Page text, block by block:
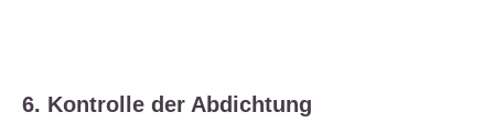
6. Kontrolle der Abdichtung